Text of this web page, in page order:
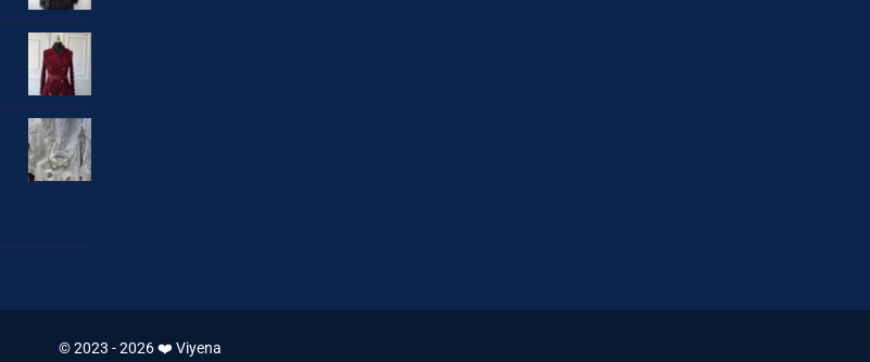
© 2023 - 2026 ❤️ Viyena